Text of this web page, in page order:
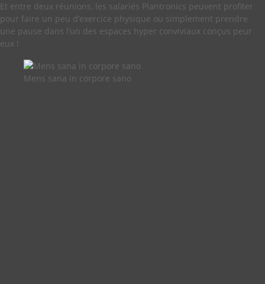
Et entre deux réunions, les salariés Plantronics peuvent profiter
pour faire un peu d’exercice physique ou simplement prendre
une pause dans l’un des espaces hyper conviviaux conçus peur
eux !
Mens sana in corpore sano